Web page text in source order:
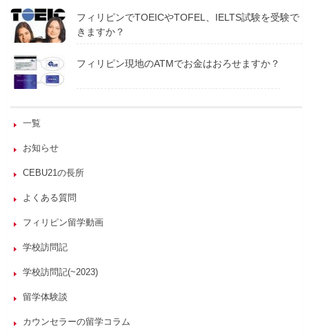
フィリピンでTOEICやTOFEL、IELTS試験を受験で
きますか？
フィリピン現地のATMでお金はおろせますか？
一覧
お知らせ
CEBU21の長所
よくある質問
フィリピン留学動画
学校訪問記
学校訪問記(~2023)
留学体験談
カウンセラーの留学コラム